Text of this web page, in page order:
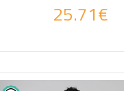
25.71€